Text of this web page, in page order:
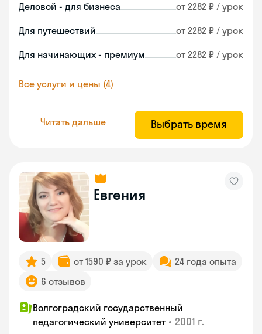
Деловой - для бизнеса от 2282 ₽ / урок
Для путешествий от 2282 ₽ / урок
Для начинающих - премиум от 2282 ₽ / урок
Все услуги и цены (4)
Читать дальше Выбрать время
Евгения
5 от 1590 ₽ за урок
24 года опыта
6 отзывов
Волгоградский государственный
педагогический университет • 2001 г.